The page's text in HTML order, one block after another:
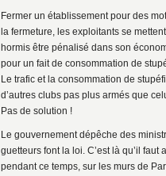
Fermer un établissement pour des
la fermeture, les exploitants se
hormis être pénalisé dans son
pour un fait de consommation de
Le trafic et la consommation de
d’autres clubs pas plus armés que
Pas de solution !
Le gouvernement dépêche des
guetteurs font la loi. C’est là qu’il
pendant ce temps, sur les murs de